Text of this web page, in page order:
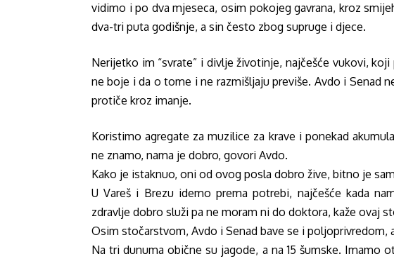
vidimo i po dva mjeseca, osim pokojeg gavrana, kroz
dva-tri puta godišnje, a sin često zbog supruge i djece.
Nerijetko im “svrate” i divlje životinje, najčešće vukovi,
ne boje i da o tome i ne razmišljaju previše. Avdo i Senad
protiče kroz imanje.
Koristimo agregate za muzilice za krave i ponekad
ne znamo, nama je dobro, govori Avdo.
Kako je istaknuo, oni od ovog posla dobro žive, bitno je
U Vareš i Brezu idemo prema potrebi, najčešće kada
zdravlje dobro služi pa ne moram ni do doktora, kaže ovaj
Osim stočarstvom, Avdo i Senad bave se i poljoprivredom,
Na tri dunuma obične su jagode, a na 15 šumske. Imamo